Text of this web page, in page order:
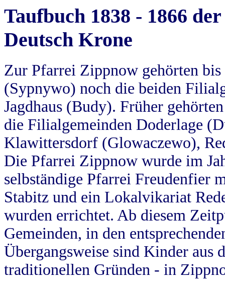
Taufbuch 1838 - 1866
Deutsch Krone
Zur Pfarrei Zippnow gehörten
(Sypnywo) noch die beiden
Jagdhaus (Budy). Früher
die Filialgemeinden Doderlage
Klawittersdorf (Glowaczewo),
Die Pfarrei Zippnow wurde im
selbständige Pfarrei Freudenfier
Stabitz und ein Lokalvikariat
wurden errichtet. Ab diesem
Gemeinden, in den
Übergangsweise sind Kinder aus
traditionellen Gründen - in